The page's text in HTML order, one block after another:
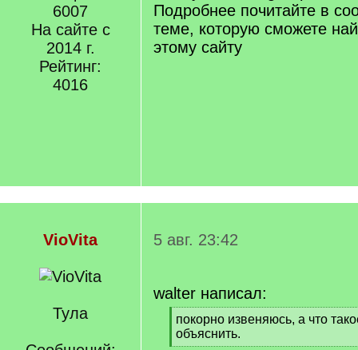
6007
На сайте с
2014 г.
Рейтинг:
4016
Подробнее почитайте в
теме, которую сможете
этому сайту
VioVita
Тула
5 авг. 23:42
walter написал:
[
q
]
покорно извеняюсь, а что
объяснить.